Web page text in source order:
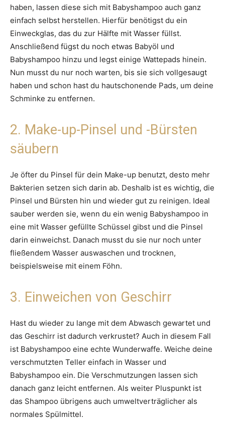
haben, lassen diese sich mit Babyshampoo auch ganz
einfach selbst herstellen. Hierfür benötigst du ein
Einweckglas, das du zur Hälfte mit Wasser füllst.
Anschließend fügst du noch etwas Babyöl und
Babyshampoo hinzu und legst einige Wattepads hinein.
Nun musst du nur noch warten, bis sie sich vollgesaugt
haben und schon hast du hautschonende Pads, um deine
Schminke zu entfernen.
2. Make-up-Pinsel und -Bürsten
säubern
Je öfter du Pinsel für dein Make-up benutzt, desto mehr
Bakterien setzen sich darin ab. Deshalb ist es wichtig, die
Pinsel und Bürsten hin und wieder gut zu reinigen. Ideal
sauber werden sie, wenn du ein wenig Babyshampoo in
eine mit Wasser gefüllte Schüssel gibst und die Pinsel
darin einweichst. Danach musst du sie nur noch unter
fließendem Wasser auswaschen und trocknen,
beispielsweise mit einem Föhn.
3. Einweichen von Geschirr
Hast du wieder zu lange mit dem Abwasch gewartet und
das Geschirr ist dadurch verkrustet? Auch in diesem Fall
ist Babyshampoo eine echte Wunderwaffe. Weiche deine
verschmutzten Teller einfach in Wasser und
Babyshampoo ein. Die Verschmutzungen lassen sich
danach ganz leicht entfernen. Als weiter Pluspunkt ist
das Shampoo übrigens auch umweltverträglicher als
normales Spülmittel.